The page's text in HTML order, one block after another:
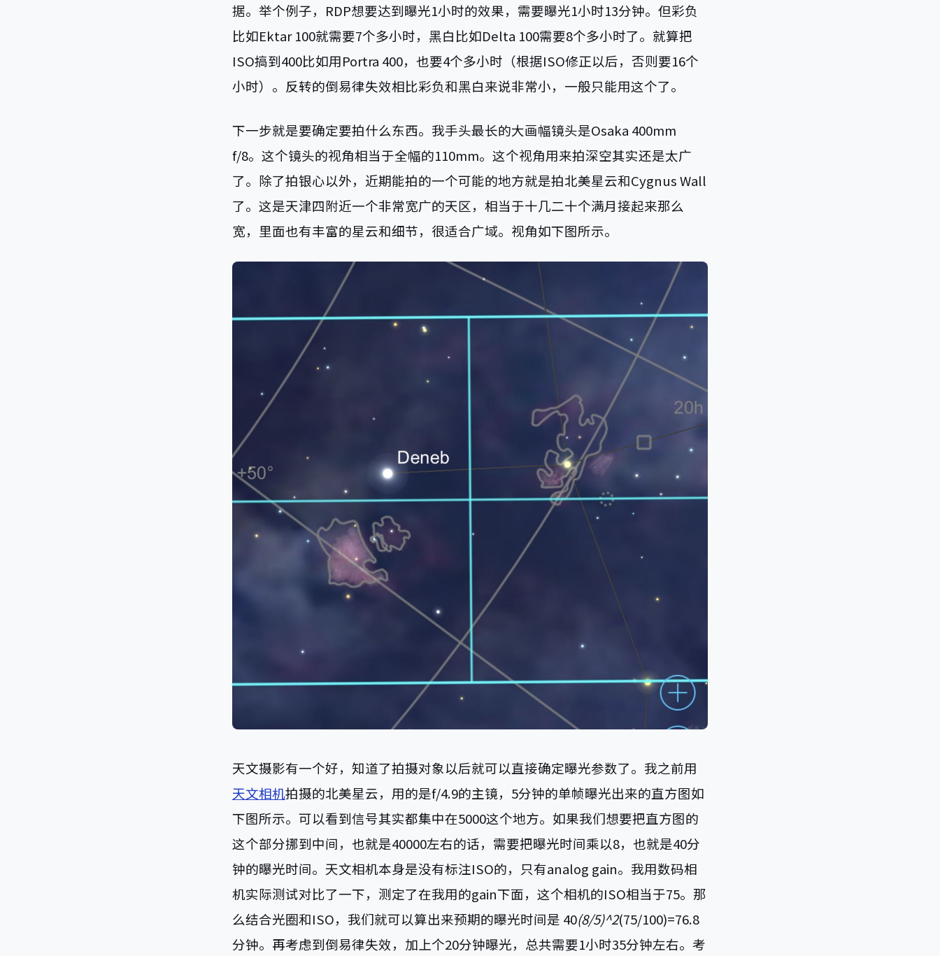
据。举个例子，RDP想要达到曝光1小时的效果，需要曝光1小时13分钟。但彩负
比如Ektar 100就需要7个多小时，黑白比如Delta 100需要8个多小时了。就算把
ISO搞到400比如用Portra 400，也要4个多小时（根据ISO修正以后，否则要16个
小时）。反转的倒易律失效相比彩负和黑白来说非常小，一般只能用这个了。
下一步就是要确定要拍什么东西。我手头最长的大画幅镜头是Osaka 400mm
f/8。这个镜头的视角相当于全幅的110mm。这个视角用来拍深空其实还是太广
了。除了拍银心以外，近期能拍的一个可能的地方就是拍北美星云和Cygnus Wall
了。这是天津四附近一个非常宽广的天区，相当于十几二十个满月接起来那么
宽，里面也有丰富的星云和细节，很适合广域。视角如下图所示。
天文摄影有一个好，知道了拍摄对象以后就可以直接确定曝光参数了。我之前用
天文相机拍摄的北美星云，用的是f/4.9的主镜，5分钟的单帧曝光出来的直方图如
下图所示。可以看到信号其实都集中在5000这个地方。如果我们想要把直方图的
这个部分挪到中间，也就是40000左右的话，需要把曝光时间乘以8，也就是40分
钟的曝光时间。天文相机本身是没有标注ISO的，只有analog gain。我用数码相
机实际测试对比了一下，测定了在我用的gain下面，这个相机的ISO相当于75。那
么结合光圈和ISO，我们就可以算出来预期的曝光时间是 40(8/5)^2(75/100)=76.8
分钟。再考虑到倒易律失效，加上个20分钟曝光，总共需要1小时35分钟左右。考